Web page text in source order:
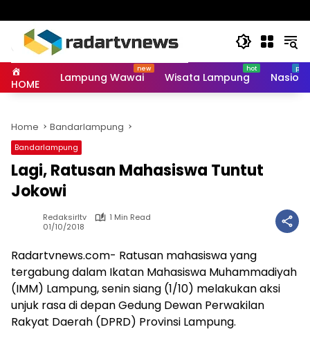
HOME Lampung Wawai Wisata Lampung
Home Bandarlampung
Bandarlampung
Lagi, Ratusan Mahasiswa Tuntut
Jokowi
Redaksirltv
1 Min Read
01/10/2018
Radartvnews.com- Ratusan mahasiswa yang
tergabung dalam Ikatan Mahasiswa Muhammadiyah
(IMM) Lampung, senin siang (1/10) melakukan aksi
unjuk rasa di depan Gedung Dewan Perwakilan
Rakyat Daerah (DPRD) Provinsi Lampung.